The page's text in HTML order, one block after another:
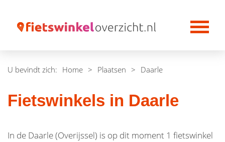
U bevindt zich: Home > Plaatsen > Daarle
Fietswinkels in Daarle
In de Daarle (Overijssel) is op dit moment 1 fietswinkel